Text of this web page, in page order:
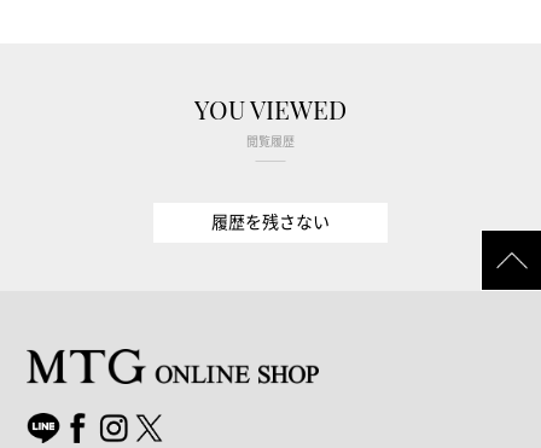
YOU VIEWED
閲覧履歴
履歴を残さない